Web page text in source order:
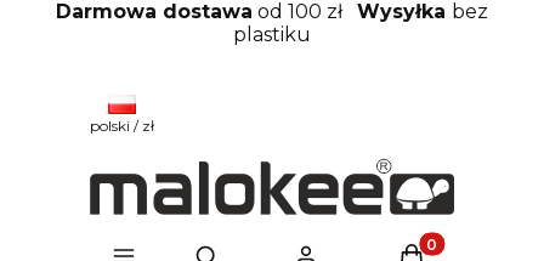
Darmowa dostawa od 100 zł Wysyłka bez
plastiku
polski / zł
Otwórz wyszukiwarkę Produkty w